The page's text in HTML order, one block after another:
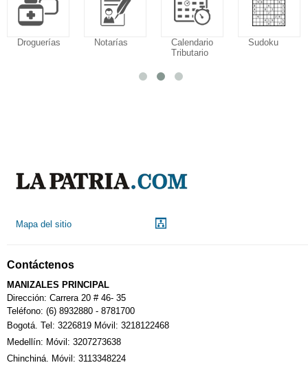
Droguerías Notarías
Calendario
Tributario
Sudoku
Mapa del sitio
Contáctenos
MANIZALES PRINCIPAL
Dirección: Carrera 20 # 46- 35
Teléfono: (6) 8932880 - 8781700
Bogotá. Tel: 3226819 Móvil: 3218122468
Medellín: Móvil: 3207273638
Chinchiná. Móvil: 3113348224